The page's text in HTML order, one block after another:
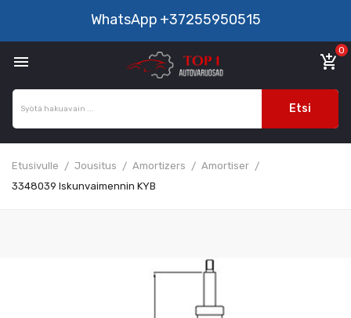
WhatsApp +37255950515
 add_shopping_cart
0
Etsi
Etusivulle Jousitus Amortizers
Amortiser
3348039 Iskunvaimennin KYB